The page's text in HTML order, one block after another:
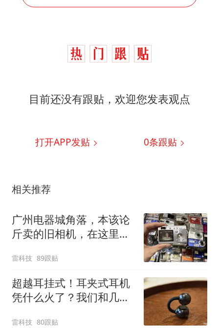
目前还没有跟贴，欢迎您发表观点
打开APP发贴 0条跟贴
相关推荐
广州电器城角落，本该论
斤卖的旧相机，在这里打
雷科技 89跟贴
超越耳挂式！耳夹式耳机
凭什么火了？我们和几个
雷科技 80跟贴